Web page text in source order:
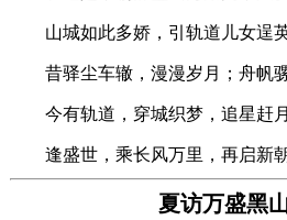
山城如此多娇，引轨道儿女逞英
昔驿尘车辙，漫漫岁月；舟帆
今有轨道，穿城织梦，追星赶
逢盛世，乘长风万里，再启新朝
夏访万盛黑